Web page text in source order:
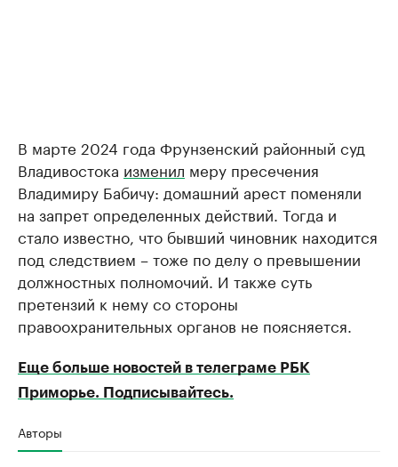
В марте 2024 года Фрунзенский районный суд
Владивостока изменил меру пресечения
Владимиру Бабичу: домашний арест поменяли
на запрет определенных действий. Тогда и
стало известно, что бывший чиновник находится
под следствием – тоже по делу о превышении
должностных полномочий. И также суть
претензий к нему со стороны
правоохранительных органов не поясняется.
Еще больше новостей в телеграме РБК
Приморье. Подписывайтесь.
Авторы